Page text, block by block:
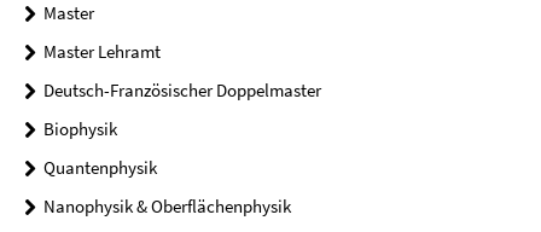
Master
Master Lehramt
Deutsch-Französischer Doppelmaster
Biophysik
Quantenphysik
Nanophysik & Oberflächenphysik